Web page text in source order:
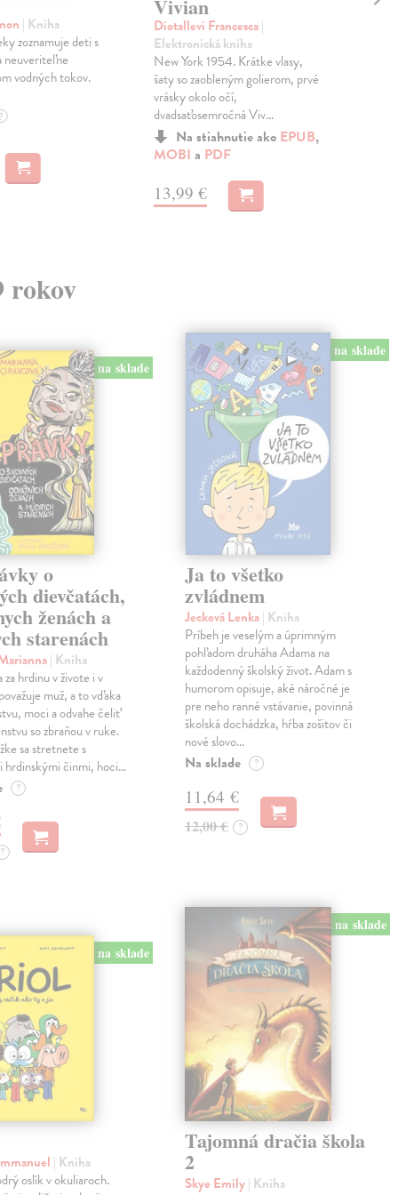
| Kniha
zoznamuje deti s
neuveriteľne
vodných tokov.
?
Vivian
Diotallevi Francesca|
Elektronická kniha
New York 1954. Krátke vlasy,
šaty so zaobleným golierom, prvé
vrásky okolo očí,
dvadsaťosemročná Viv...
Na stiahnutie ako EPUB,
MOBI a PDF
13,99 €
rokov
na sklade
o
dievčatách,
ženách a
starenách
| Kniha
za hrdinu v živote i v
muž, a to vďaka
moci a odvahe čeliť
so zbraňou v ruke.
sa stretnete s
hrdinskými činmi, hoci…
?
?
na sklade
Ja to všetko
zvládnem
Jecková Lenka| Kniha
Príbeh je veselým a úprimným
pohľadom druháha Adama na
každodenný školský život. Adam s
humorom opisuje, aké náročné je
pre neho ranné vstávanie, povinná
školská dochádzka, hŕba zošitov či
nové slovo…
Na sklade ?
11,64 €
12,00 € ?
na sklade
| Kniha
oslík v okuliaroch.
na sklade
Tajomná dračia škola
2
Skye Emily| Kniha